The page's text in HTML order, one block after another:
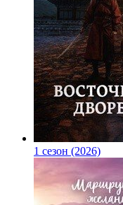
1 сезон (2026)